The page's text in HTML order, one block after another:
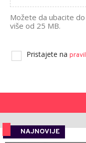
Možete da ubacite
više od 25 MB.
Pristajete na
NAJNOVIJE